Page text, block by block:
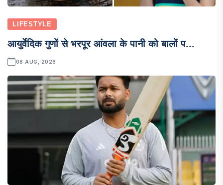
LIFESTYLE
आयुर्वेदिक गुणों से भरपूर आंवला के पानी को बालों प...
08 AUG, 2026